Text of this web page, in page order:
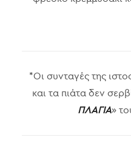
*Οι συνταγές της
και τα πιάτα δεν
ΠΛΑΓΙΑ»